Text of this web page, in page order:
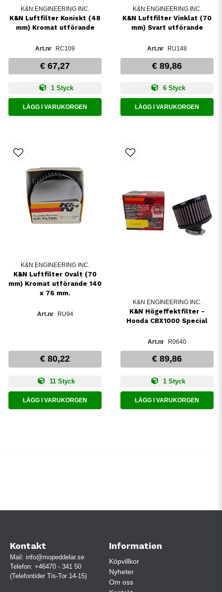
K&N ENGINEERING INC.
K&N Luftfilter Koniskt (48
mm) Kromat utförande
RC109
€ 67,27
1 Styck
LÄGG I VARUKORGEN
K&N ENGINEERING INC.
K&N Luftfilter Vinklat (70
mm) Svart utförande
RU148
€ 89,86
6 Styck
LÄGG I VARUKORGEN
K&N ENGINEERING INC.
K&N Luftfilter Ovalt (70
mm) Kromat utförande 140
x 76 mm.
RU94
€ 80,22
11 Styck
LÄGG I VARUKORGEN
K&N ENGINEERING INC.
K&N Högeffektfilter -
Honda CBX1000 Special
R0640
€ 89,86
1 Styck
LÄGG I VARUKORGEN
Kontakt
Mail: info@mopeddelar.se
Telefon: +46470 - 341 50
(Telefontider Tis-Tor 14-15)
Information
Köpvillkor
Nyheter
Om oss